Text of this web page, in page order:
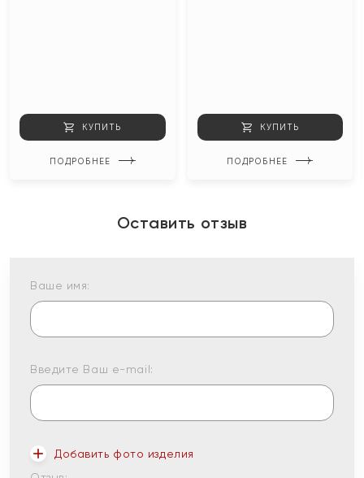
КУПИТЬ
ПОДРОБНЕЕ
КУПИТЬ
ПОДРОБНЕЕ
Оставить отзыв
Ваше имя:
Введите Ваш e-mail:
Добавить фото изделия